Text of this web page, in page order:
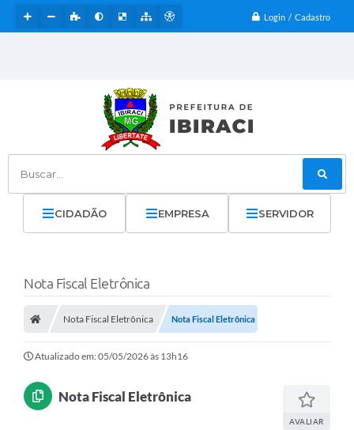
Login / Cadastro
Buscar...
CIDADÃO EMPRESA SERVIDOR
Nota Fiscal Eletrônica
Nota Fiscal Eletrônica Nota Fiscal Eletrônica
Atualizado em: 05/05/2026 às 13h16
Nota Fiscal Eletrônica
AVALIAR